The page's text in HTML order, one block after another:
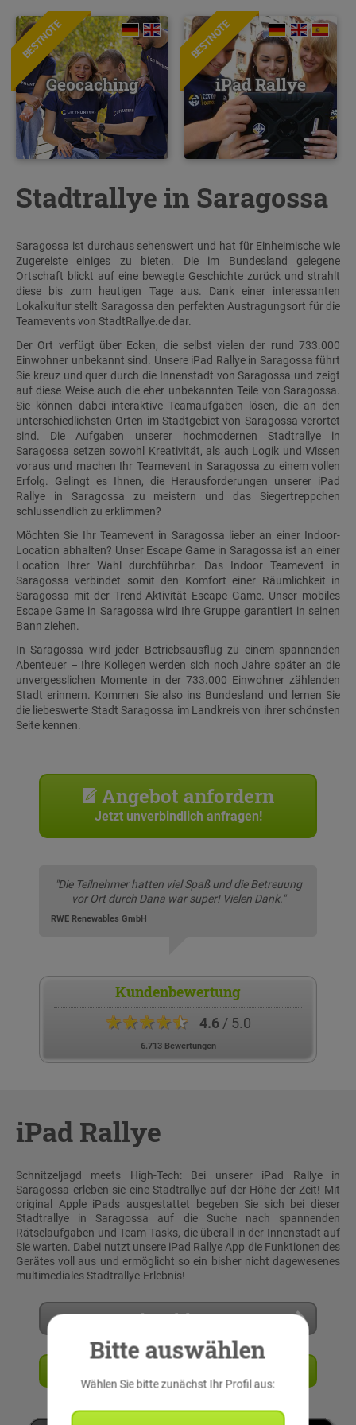
BESTNOTE
Geocaching
BESTNOTE
iPad Rallye
Stadtrallye in Saragossa
Saragossa ist durchaus sehenswert und hat für Einheimische wie
Zugereiste einiges zu bieten. Die im Bundesland gelegene
Ortschaft blickt auf eine bewegte Geschichte zurück und strahlt
diese bis zum heutigen Tage aus. Dank einer interessanten
Lokalkultur stellt Saragossa den perfekten Austragungsort für die
Teamevents von StadtRallye.de dar.
Der Ort verfügt über Ecken, die selbst vielen der rund 733.000
Einwohner unbekannt sind. Unsere iPad Rallye in Saragossa führt
Sie kreuz und quer durch die Innenstadt von Saragossa und zeigt
auf diese Weise auch die eher unbekannten Teile von Saragossa.
Sie können dabei interaktive Teamaufgaben lösen, die an den
unterschiedlichsten Orten im Stadtgebiet von Saragossa verortet
sind. Die Aufgaben unserer hochmodernen Stadtrallye in
Saragossa setzen sowohl Kreativität, als auch Logik und Wissen
voraus und machen Ihr Teamevent in Saragossa zu einem vollen
Erfolg. Gelingt es Ihnen, die Herausforderungen unserer iPad
Rallye in Saragossa zu meistern und das Siegertreppchen
schlussendlich zu erklimmen?
Möchten Sie Ihr Teamevent in Saragossa lieber an einer Indoor-
Location abhalten? Unser Escape Game in Saragossa ist an einer
Location Ihrer Wahl durchführbar. Das Indoor Teamevent in
Saragossa verbindet somit den Komfort einer Räumlichkeit in
Saragossa mit der Trend-Aktivität Escape Game. Unser mobiles
Escape Game in Saragossa wird Ihre Gruppe garantiert in seinen
Bann ziehen.
In Saragossa wird jeder Betriebsausflug zu einem spannenden
Abenteuer – Ihre Kollegen werden sich noch Jahre später an die
unvergesslichen Momente in der 733.000 Einwohner zählenden
Stadt erinnern. Kommen Sie also ins Bundesland und lernen Sie
die liebeswerte Stadt Saragossa im Landkreis von ihrer schönsten
Seite kennen.
Angebot anfordern
Jetzt unverbindlich anfragen!
"Die Teilnehmer hatten viel Spaß und die Betreuung
vor Ort durch Dana war super! Vielen Dank."
RWE Renewables GmbH
Kundenbewertung
★★★★★ 4.6/ 5.0
6.713 Bewertungen
iPad Rallye
Schnitzeljagd meets High-Tech: Bei unserer iPad Rallye in
Saragossa erleben sie eine Stadtrallye auf der Höhe der Zeit! Mit
original Apple iPads ausgestattet begeben Sie sich bei dieser
Stadtrallye in Saragossa auf die Suche nach spannenden
Rätselaufgaben und Team-Tasks, die überall in der Innenstadt auf
Sie warten. Dabei nutzt unsere iPad Rallye App die Funktionen des
Gerätes voll aus und ermöglicht so ein bisher nicht dagewesenes
multimediales Stadtrallye-Erlebnis!
Mehr erfahren
Bitte auswählen
Wählen Sie bitte zunächst Ihr Profil aus: